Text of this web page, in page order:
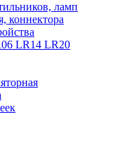
ламп
коннектора
LR14 LR20